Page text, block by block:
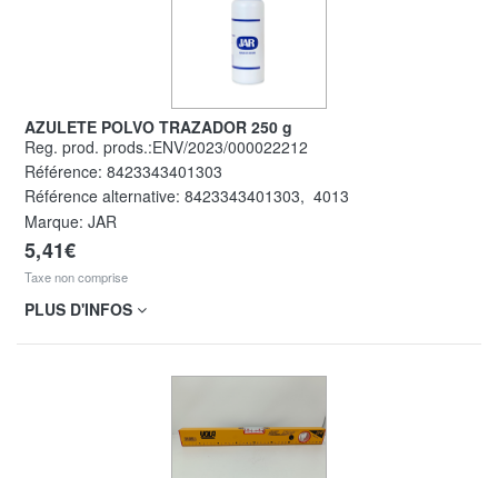
AZULETE POLVO TRAZADOR 250 g
Reg. prod. prods.:ENV/2023/000022212
Référence: 8423343401303
Référence alternative: 8423343401303, 4013
Marque: JAR
5,41€
Taxe non comprise
PLUS D'INFOS